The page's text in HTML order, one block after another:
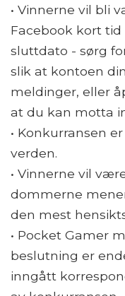
• Vinnerne vil bli
Facebook kort
sluttdato - sørg
slik at kontoen
meldinger, eller
at du kan motta
• Konkurransen
verden.
• Vinnerne vil
dommerne
den mest
• Pocket Gamer
beslutning er
inngått